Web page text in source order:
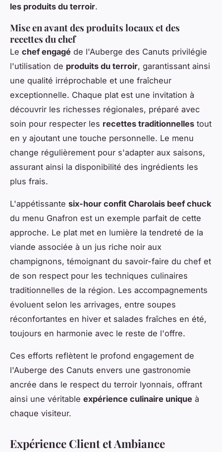
les produits du terroir.
Mise en avant des produits locaux et des
recettes du chef
Le chef engagé de l'Auberge des Canuts privilégie
l'utilisation de produits du terroir, garantissant ainsi
une qualité irréprochable et une fraîcheur
exceptionnelle. Chaque plat est une invitation à
découvrir les richesses régionales, préparé avec
soin pour respecter les recettes traditionnelles tout
en y ajoutant une touche personnelle. Le menu
change régulièrement pour s'adapter aux saisons,
assurant ainsi la disponibilité des ingrédients les
plus frais.
L'appétissante six-hour confit Charolais beef chuck
du menu Gnafron est un exemple parfait de cette
approche. Le plat met en lumière la tendreté de la
viande associée à un jus riche noir aux
champignons, témoignant du savoir-faire du chef et
de son respect pour les techniques culinaires
traditionnelles de la région. Les accompagnements
évoluent selon les arrivages, entre soupes
réconfortantes en hiver et salades fraîches en été,
toujours en harmonie avec le reste de l'offre.
Ces efforts reflètent le profond engagement de
l'Auberge des Canuts envers une gastronomie
ancrée dans le respect du terroir lyonnais, offrant
ainsi une véritable expérience culinaire unique à
chaque visiteur.
Expérience Client et Ambiance